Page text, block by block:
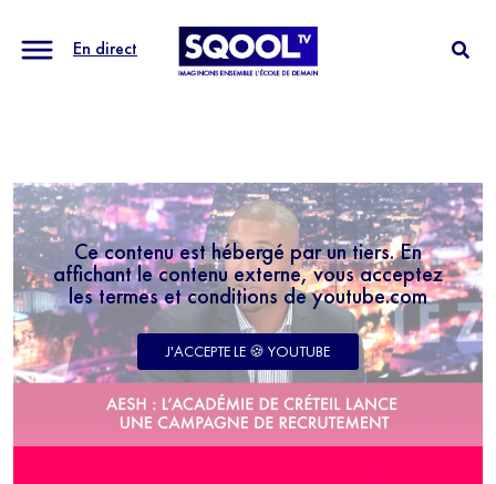
En direct
Ce contenu est hébergé par un tiers. En
affichant le contenu externe, vous acceptez
les termes et conditions de youtube.com
J'ACCEPTE LE 🍪 YOUTUBE